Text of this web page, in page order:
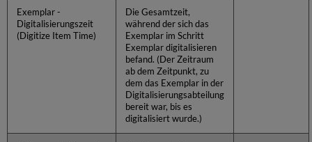
Exemplar -
Digitalisierungszeit
(Digitize Item Time)
Die Gesamtzeit,
während der sich das
Exemplar im Schritt
Exemplar digitalisieren
befand. (Der Zeitraum
ab dem Zeitpunkt, zu
dem das Exemplar in der
Digitalisierungsabteilung
bereit war, bis es
digitalisiert wurde.)